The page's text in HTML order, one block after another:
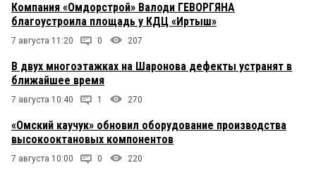
Компания «Омдорстрой» Валоди ГЕВОРГЯНА
благоустроила площадь у КДЦ «Иртыш»
7 августа 11:20 0 207
В двух многоэтажках на Шаронова дефекты устранят в
ближайшее время
7 августа 10:40 1 270
«Омский каучук» обновил оборудование производства
высокооктановых компонентов
7 августа 10:00 0 220